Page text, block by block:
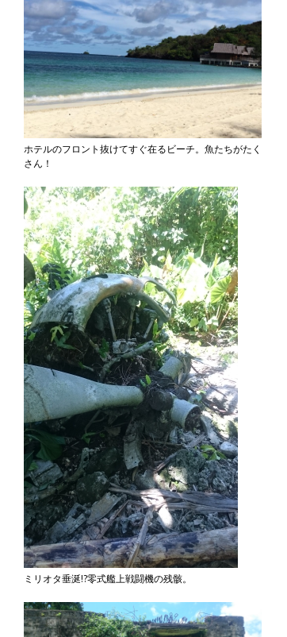
ホテルのフロント抜けてすぐ在るビーチ。魚たちがたく
さん！
ミリオタ垂涎!?零式艦上戦闘機の残骸。